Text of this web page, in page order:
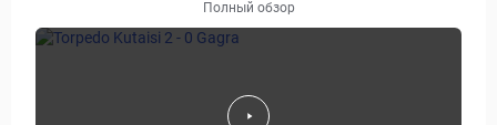
Полный обзор